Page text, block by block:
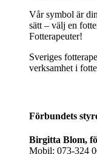
Vår symbol är
sätt – välj en
Fotterapeuter!
Sveriges
verksamhet i
Förbundets
Birgitta Blom,
Mobil: 073-324